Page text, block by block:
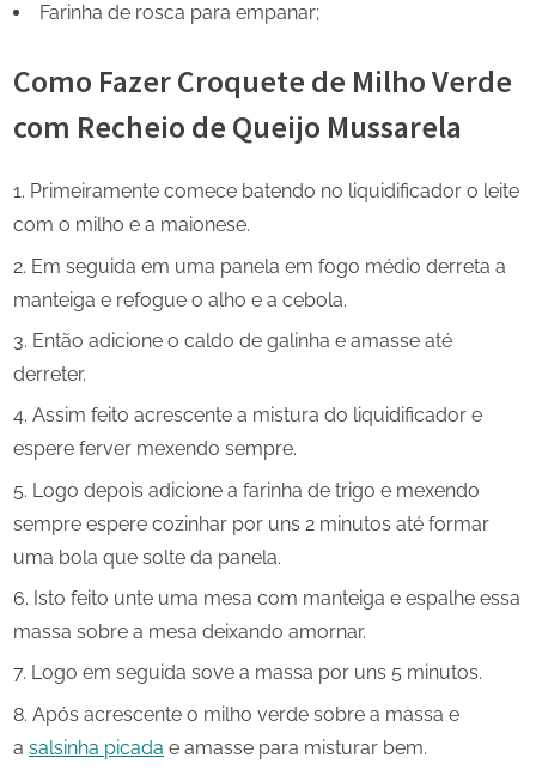
Farinha de rosca para empanar;
Como Fazer Croquete de Milho Verde
com Recheio de Queijo Mussarela
Primeiramente comece batendo no liquidificador o leite
com o milho e a maionese.
Em seguida em uma panela em fogo médio derreta a
manteiga e refogue o alho e a cebola.
Então adicione o caldo de galinha e amasse até
derreter.
Assim feito acrescente a mistura do liquidificador e
espere ferver mexendo sempre.
Logo depois adicione a farinha de trigo e mexendo
sempre espere cozinhar por uns 2 minutos até formar
uma bola que solte da panela.
Isto feito unte uma mesa com manteiga e espalhe essa
massa sobre a mesa deixando amornar.
Logo em seguida sove a massa por uns 5 minutos.
Após acrescente o milho verde sobre a massa e
a salsinha picada e amasse para misturar bem.